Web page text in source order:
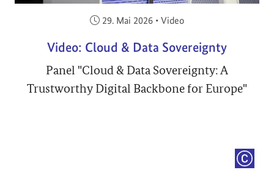
Veröffentlicht am:
29. Mai 2026 • Video
Video: Cloud & Data Sovereignty
Panel "Cloud & Data Sovereignty: A
Trustworthy Digital Backbone for Europe"